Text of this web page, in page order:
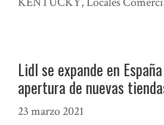
Lidl se expande en
apertura de nuevas
23 marzo 2021